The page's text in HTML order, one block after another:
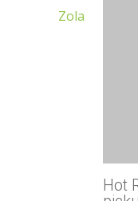
Zola
Hot